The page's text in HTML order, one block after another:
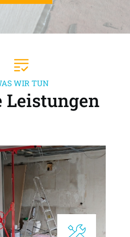
WIR TUN
Leistungen